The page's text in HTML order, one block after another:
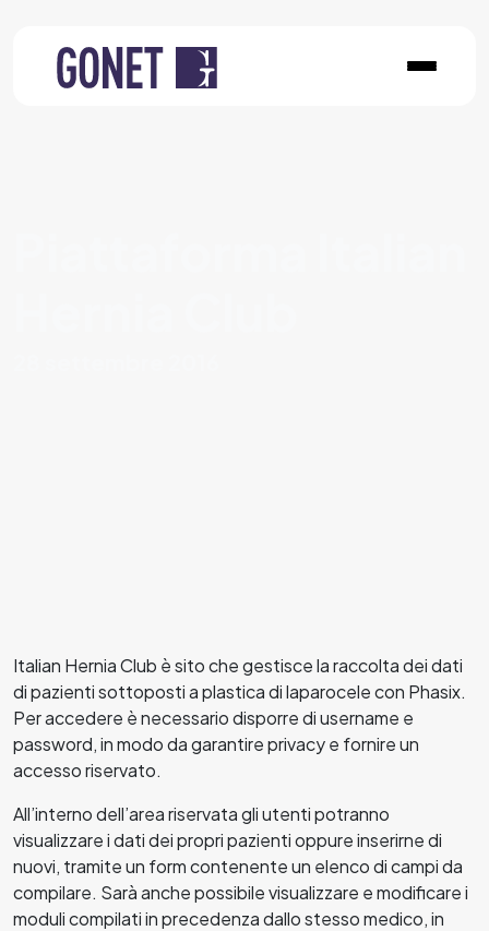
Italian Hernia Club è sito che gestisce la raccolta dei dati
di pazienti sottoposti a plastica di laparocele con Phasix.
Per accedere è necessario disporre di username e
password, in modo da garantire privacy e fornire un
accesso riservato.
All’interno dell’area riservata gli utenti potranno
visualizzare i dati dei propri pazienti oppure inserirne di
nuovi, tramite un form contenente un elenco di campi da
compilare. Sarà anche possibile visualizzare e modificare i
moduli compilati in precedenza dallo stesso medico, in